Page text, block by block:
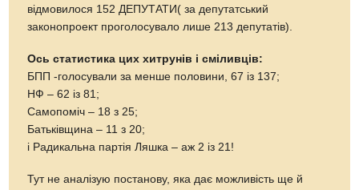
відмовилося 152 ДЕПУТАТИ( за депутатський
законопроект проголосувало лише 213 депутатів).
Ось статистика цих хитрунів і сміливців:
БПП -голосували за менше половини, 67 із 137;
НФ – 62 із 81;
Самопоміч – 18 з 25;
Батьківщина – 11 з 20;
і Радикальна партія Ляшка – аж 2 із 21!
Тут не аналізую постанову, яка дає можливість ще й